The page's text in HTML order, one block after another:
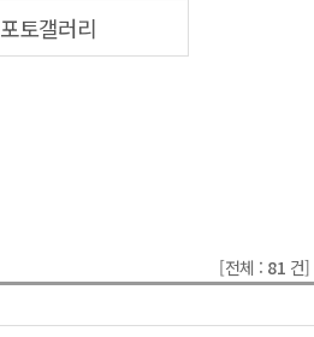
포토갤러리
[전체 : 81 건]